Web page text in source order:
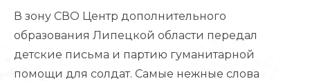
В зону СВО Центр дополнительного
образования Липецкой области передал
детские письма и партию гуманитарной
помощи для солдат. Самые нежные слова